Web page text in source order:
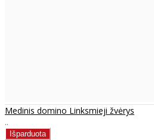
Medinis domino Linksmieji žvėrys
..